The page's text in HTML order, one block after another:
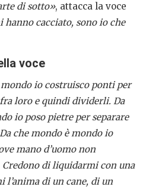
di sotto», attacca la voce
hanno cacciato, sono io che
voce
mondo io costruisco ponti per
loro e quindi dividerli. Da
io poso pietre per separare
che mondo è mondo io
mano d’uomo non
Credono di liquidarmi con una
l’anima di un cane, di un